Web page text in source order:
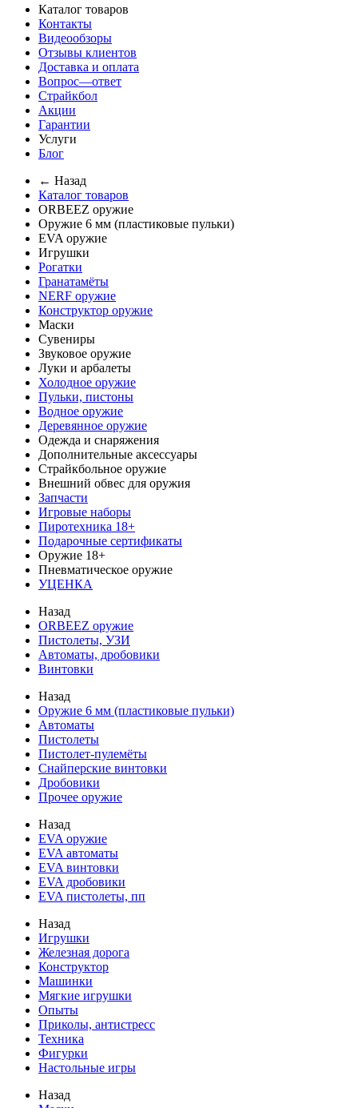
Каталог товаров
Контакты
Видеообзоры
Отзывы клиентов
Доставка и оплата
Вопрос—ответ
Страйкбол
Акции
Гарантии
Услуги
Блог
← Назад
Каталог товаров
ORBEEZ оружие
Оружие 6 мм (пластиковые пульки)
EVA оружие
Игрушки
Рогатки
Гранатамёты
NERF оружие
Конструктор оружие
Маски
Сувениры
Звуковое оружие
Луки и арбалеты
Холодное оружие
Пульки, пистоны
Водное оружие
Деревянное оружие
Одежда и снаряжения
Дополнительные аксессуары
Страйкбольное оружие
Внешний обвес для оружия
Запчасти
Игровые наборы
Пиротехника 18+
Подарочные сертификаты
Оружие 18+
Пневматическое оружие
УЦЕНКА
Назад
ORBEEZ оружие
Пистолеты, УЗИ
Автоматы, дробовики
Винтовки
Назад
Оружие 6 мм (пластиковые пульки)
Автоматы
Пистолеты
Пистолет-пулемёты
Снайперские винтовки
Дробовики
Прочее оружие
Назад
EVA оружие
EVA автоматы
EVA винтовки
EVA дробовики
EVA пистолеты, пп
Назад
Игрушки
Железная дорога
Конструктор
Машинки
Мягкие игрушки
Опыты
Приколы, антистресс
Техника
Фигурки
Настольные игры
Назад